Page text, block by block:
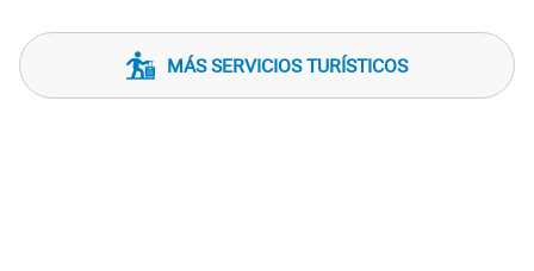
MÁS SERVICIOS TURÍSTICOS